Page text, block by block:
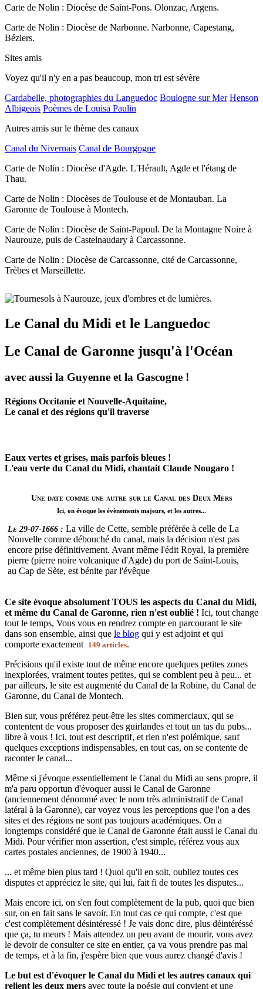
Carte de Nolin : Diocèse de Saint-Pons. Olonzac, Argens.
Carte de Nolin : Diocèse de Narbonne. Narbonne, Capestang,
Béziers.
Sites amis
Voyez qu'il n'y en a pas beaucoup, mon tri est sévère
Cardabelle, photographies du Languedoc Boulogne sur Mer Henson
Albigeois Poèmes de Louisa Paulin
Autres amis sur le thème des canaux
Canal du Nivernais Canal de Bourgogne
Carte de Nolin : Diocèse d'Agde. L'Hérault, Agde et l'étang de
Thau.
Carte de Nolin : Diocèses de Toulouse et de Montauban. La
Garonne de Toulouse à Montech.
Carte de Nolin : Diocèse de Saint-Papoul. De la Montagne Noire à
Naurouze, puis de Castelnaudary à Carcassonne.
Carte de Nolin : Diocèse de Carcassonne, cité de Carcassonne,
Trèbes et Marseillette.
Le Canal du Midi et le Languedoc
Le Canal de Garonne jusqu'à l'Océan
avec aussi la Guyenne et la Gascogne !
Régions Occitanie et Nouvelle-Aquitaine,
Le canal et des régions qu'il traverse
Eaux vertes et grises, mais parfois bleues !
L'eau verte du Canal du Midi, chantait Claude Nougaro !
Une date comme une autre sur le Canal des Deux Mers
Ici, on évoque les évènements majeurs, et les autres...
Le 29-07-1666 : La ville de Cette, semble préférée à celle de La
Nouvelle comme débouché du canal, mais la décision n'est pas
encore prise définitivement. Avant même l'édit Royal, la première
pierre (pierre noire volcanique d'Agde) du port de Saint-Louis,
au Cap de Sète, est bénite par l'évêque
Ce site évoque absolument TOUS les aspects du Canal du Midi,
et même du Canal de Garonne, rien n'est oublié ! Ici, tout change
tout le temps, Vous vous en rendrez compte en parcourant le site
dans son ensemble, ainsi que le blog qui y est adjoint et qui
comporte exactement
149 articles.
Précisions qu'il existe tout de même encore quelques petites zones
inexplorées, vraiment toutes petites, qui se comblent peu à peu... et
par ailleurs, le site est augmenté du Canal de la Robine, du Canal de
Garonne, du Canal de Montech.
Bien sur, vous préférez peut-être les sites commerciaux, qui se
contentent de vous proposer des guirlandes et tout un tas du pubs...
libre à vous ! Ici, tout est descriptif, et rien n'est polémique, sauf
quelques exceptions indispensables, en tout cas, on se contente de
raconter le canal...
Même si j'évoque essentiellement le Canal du Midi au sens propre, il
m'a paru opportun d'évoquer aussi le Canal de Garonne
(anciennement dénommé avec le nom très administratif de Canal
latéral à la Garonne), car voyez vous les perceptions que l'on a des
sites et des régions ne sont pas toujours académiques. On a
longtemps considéré que le Canal de Garonne était aussi le Canal du
Midi. Pour vérifier mon assertion, c'est simple, référez vous aux
cartes postales anciennes, de 1900 à 1940...
... et même bien plus tard ! Quoi qu'il en soit, oubliez toutes ces
disputes et appréciez le site, qui lui, fait fi de toutes les disputes...
Mais encore ici, on s'en fout complètement de la pub, quoi que bien
sur, on en fait sans le savoir. En tout cas ce qui compte, c'est que
c'est complètement désintéressé ! Je vais donc dire, plus déintéréssé
que ça, tu meurs ! Mais attendez un peu avant de mourir, vous avez
le devoir de consulter ce site en entier, ça va vous prendre pas mal
de temps, et à la fin, j'espère bien que vous aurez changé d'avis !
Le but est d'évoquer le Canal du Midi et les autres canaux qui
relient les deux mers avec toute la poésie qui convient et une